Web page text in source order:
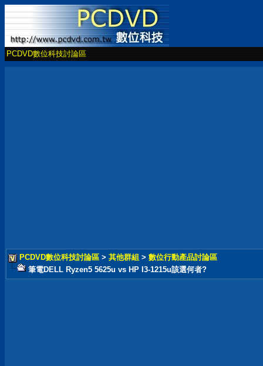
PCDVD數位科技討論區
PCDVD數位科技討論區 > 其他群組 > 數位行動產品討論區
筆電DELL Ryzen5 5625u vs HP I3-1215u該選何者?